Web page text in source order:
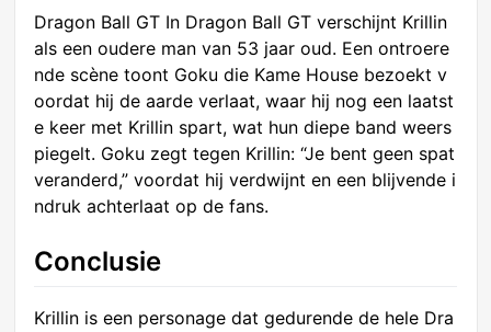
Dragon Ball GT In Dragon Ball GT verschijnt Krillin
als een oudere man van 53 jaar oud. Een ontroere
nde scène toont Goku die Kame House bezoekt v
oordat hij de aarde verlaat, waar hij nog een laatst
e keer met Krillin spart, wat hun diepe band weers
piegelt. Goku zegt tegen Krillin: “Je bent geen spat
veranderd,” voordat hij verdwijnt en een blijvende i
ndruk achterlaat op de fans.
Conclusie
Krillin is een personage dat gedurende de hele Dra